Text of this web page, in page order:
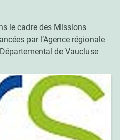
le cadre des Missions
par l’Agence régionale
de Vaucluse